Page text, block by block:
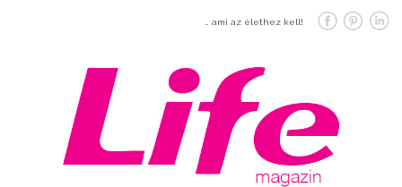
… ami az élethez kell!